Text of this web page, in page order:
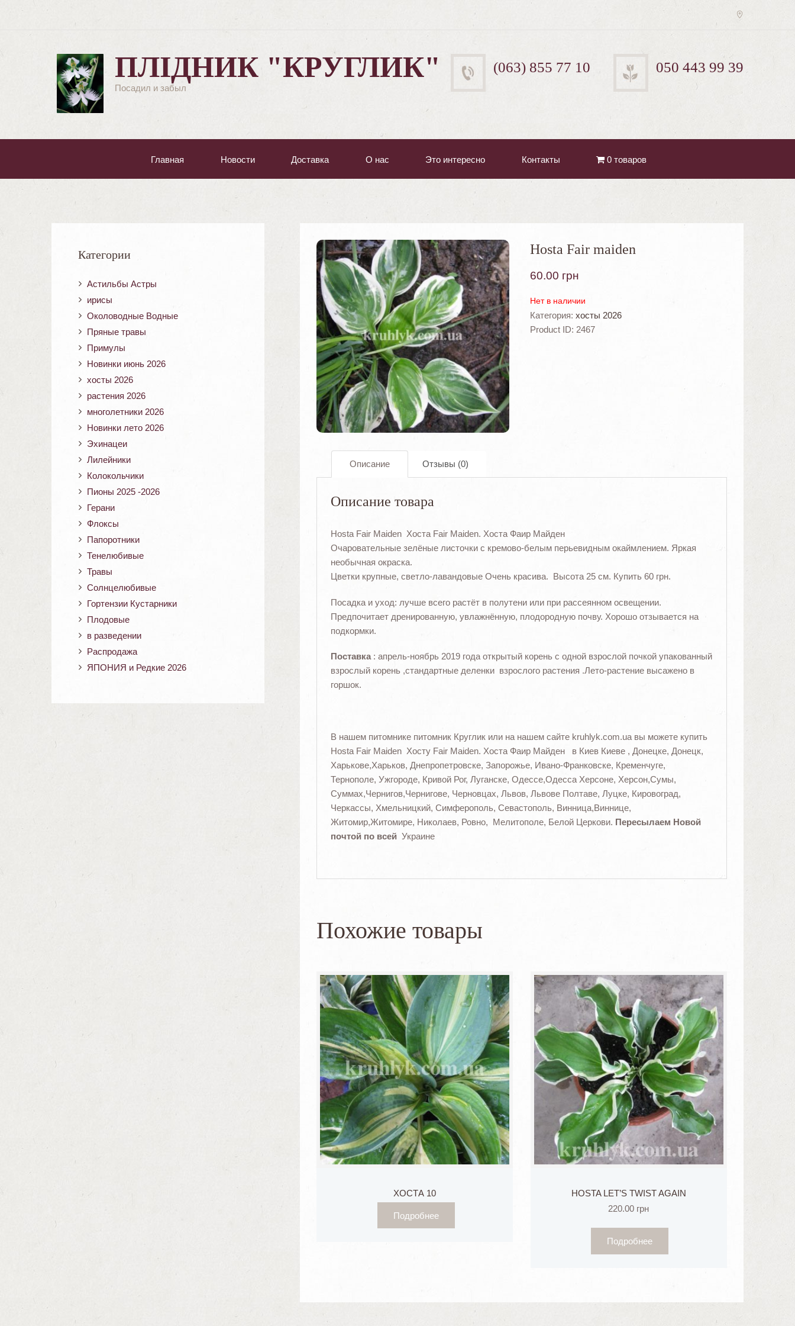
ПЛІДНИК "КРУГЛИК"
Посадил и забыл
(063) 855 77 10 050 443 99 39
Главная Новости Доставка О нас Это интересно Контакты 0 товаров
Hosta Fair maiden
60.00 грн
Нет в наличии
Категория: хосты 2026
Product ID: 2467
Описание Отзывы (0)
Описание товара
Hosta Fair Maiden Хоста Fair Maiden. Хоста Фаир Майден
Очаровательные зелёные листочки с кремово-белым перьевидным окаймлением. Яркая
необычная окраска.
Цветки крупные, светло-лавандовые Очень красива. Высота 25 см. Купить 60 грн.
Посадка и уход: лучше всего растёт в полутени или при рассеянном освещении.
Предпочитает дренированную, увлажнённую, плодородную почву. Хорошо отзывается на
подкормки.
Поставка: апрель-ноябрь 2019 года открытый корень с одной взрослой почкой упакованный
взрослый корень ,стандартные деленки взрослого растения .Лето-растение высажено в
горшок.
В нашем питомнике питомник Круглик или на нашем сайте kruhlyk.com.ua вы можете купить
Hosta Fair Maiden Хосту Fair Maiden. Хоста Фаир Майден в Киев Киеве , Донецке, Донецк,
Харькове,Харьков, Днепропетровске, Запорожье, Ивано-Франковске, Кременчуге,
Тернополе, Ужгороде, Кривой Рог, Луганске, Одессе,Одесса Херсоне, Херсон,Сумы,
Суммах,Чернигов,Чернигове, Черновцах, Львов, Львове Полтаве, Луцке, Кировоград,
Черкассы, Хмельницкий, Симферополь, Севастополь, Винница,Виннице,
Житомир,Житомире, Николаев, Ровно, Мелитополе, Белой Церкови. Пересылаем Новой
почтой по всейУкраине
Похожие товары
ХОСТА 10
Подробнее
HOSTA LET’S TWIST AGAIN
220.00 грн
Подробнее
Категории
Астильбы Астры
ирисы
Околоводные Водные
Пряные травы
Примулы
Новинки июнь 2026
хосты 2026
растения 2026
многолетники 2026
Новинки лето 2026
Эхинацеи
Лилейники
Колокольчики
Пионы 2025 -2026
Герани
Флоксы
Папоротники
Тенелюбивые
Травы
Солнцелюбивые
Гортензии Кустарники
Плодовые
в разведении
Распродажа
ЯПОНИЯ и Редкие 2026